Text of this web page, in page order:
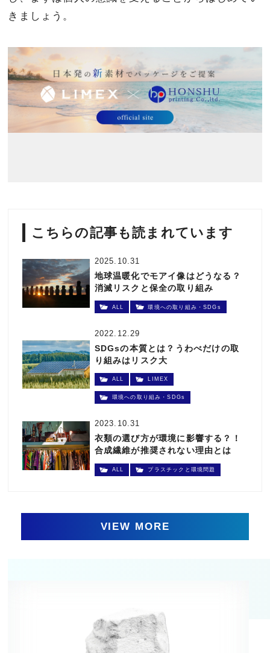
きましょう。
こちらの記事も読まれています
2025.10.31
地球温暖化でモアイ像はどうなる？
消滅リスクと保全の取り組み
ALL 環境への取り組み・SDGs
2022.12.29
SDGsの本質とは？うわべだけの取
り組みはリスク大
ALL LIMEX
環境への取り組み・SDGs
2023.10.31
衣類の選び方が環境に影響する？！
合成繊維が推奨されない理由とは
ALL プラスチックと環境問題
VIEW MORE